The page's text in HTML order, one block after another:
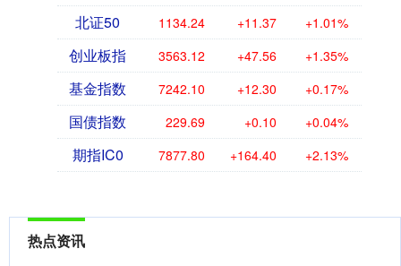
北证50 1134.24 +11.37 +1.01%
创业板指 3563.12 +47.56 +1.35%
基金指数 7242.10 +12.30 +0.17%
国债指数 229.69 +0.10 +0.04%
期指IC0 7877.80 +164.40 +2.13%
热点资讯